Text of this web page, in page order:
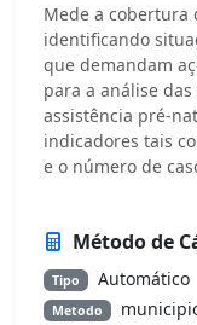
Mede a cobertura
identificando
que demandam
para a análise
assistência pré-
indicadores tais
e o número de
Método de
Tipo Automático
Metodo